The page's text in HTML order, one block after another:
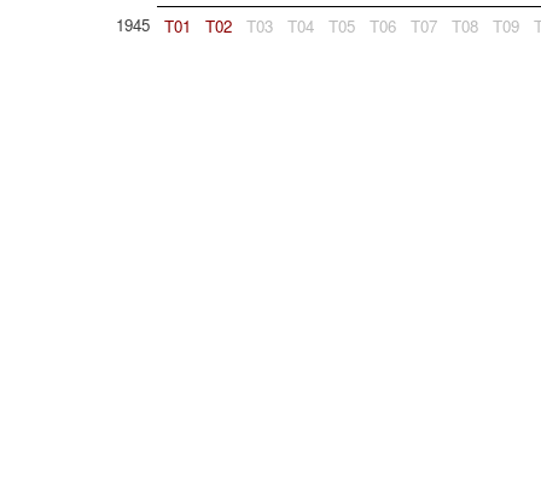
1945
T01 T02 T03 T04 T05 T06 T07 T08 T09